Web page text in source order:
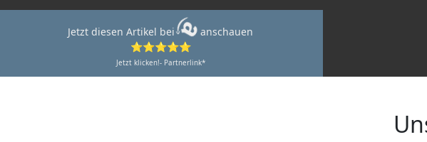
Jetzt diesen Artikel bei
anschauen
⭐⭐⭐⭐⭐
Jetzt klicken!- Partnerlink*